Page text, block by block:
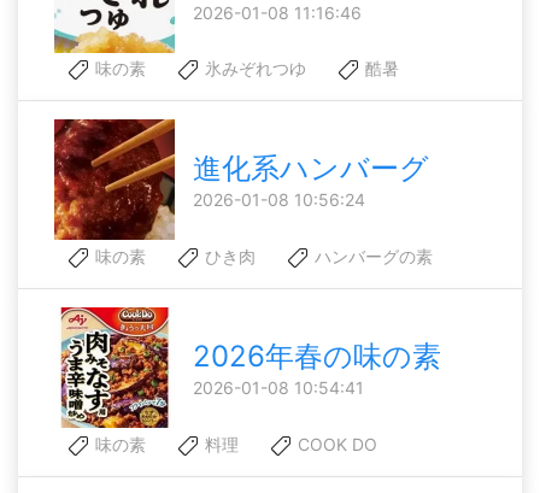
2026-01-08 11:16:46
味の素 氷みぞれつゆ 酷暑
進化系ハンバーグ
2026-01-08 10:56:24
味の素 ひき肉 ハンバーグの素
2026年春の味の素
2026-01-08 10:54:41
味の素 料理 COOK DO